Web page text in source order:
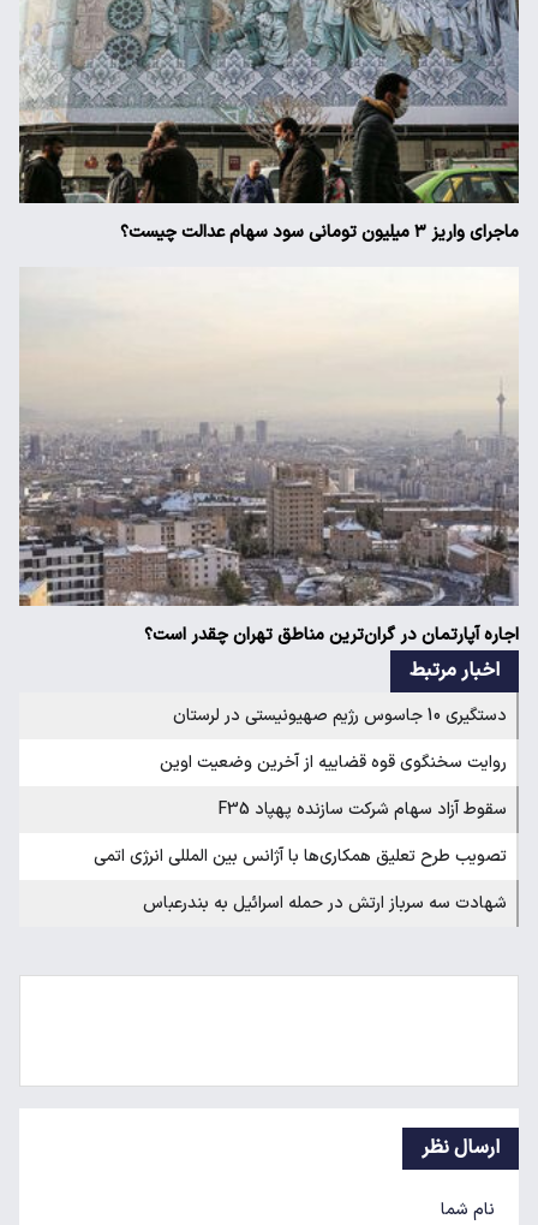
ماجرای واریز ۳ میلیون تومانی سود سهام عدالت چیست؟
اجاره آپارتمان در گران‌ترین مناطق تهران چقدر است؟
اخبار مرتبط
دستگیری 10 جاسوس رژیم صهیونیستی در لرستان
روایت سخنگوی قوه قضاییه از آخرین وضعیت اوین
سقوط آزاد سهام شرکت سازنده پهپاد F35
تصویب طرح تعلیق همکاری‌ها با آژانس بین المللی انرژی اتمی
شهادت سه سرباز ارتش در حمله اسرائیل به بندرعباس
ارسال نظر
نام شما